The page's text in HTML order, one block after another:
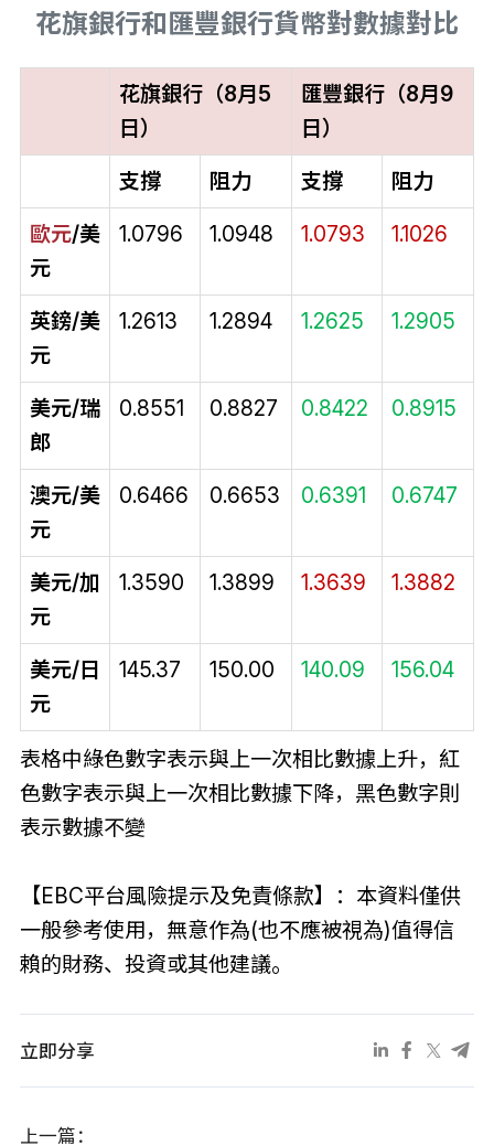
花旗銀行和匯豐銀行貨幣對數據對比
花旗銀行（8月5
日）
匯豐銀行（8月9
日）
支撐
阻力 支撐
阻力
歐元/美
元
1.0796 1.0948 1.0793 1.1026
英鎊/美
元
1.2613 1.2894 1.2625 1.2905
美元/瑞
郎
0.8551 0.8827 0.8422 0.8915
澳元/美
元
0.6466 0.6653 0.6391 0.6747
美元/加
元
1.3590 1.3899 1.3639 1.3882
美元/日
元
145.37 150.00 140.09 156.04
表格中綠色數字表示與上一次相比數據上升，紅
色數字表示與上一次相比數據下降，黑色數字則
表示數據不變
【EBC平台風險提示及免責條款】：本資料僅供
一般參考使用，無意作為(也不應被視為)值得信
賴的財務、投資或其他建議。
立即分享
上一篇：